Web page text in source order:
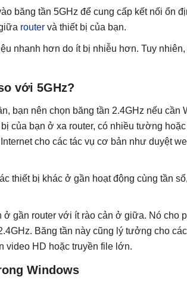
băng tần 5GHz để cung cấp kết nối ổn
router và thiết bị của bạn.
nhanh hơn do ít bị nhiễu hơn. Tuy
với 5GHz?
bạn nên chọn băng tần 2.4GHz nếu cần
của bạn ở xa router, có nhiều tường
cho các tác vụ cơ bản như duyệt
thiết bị khác ở gần hoạt động cùng tần
gần router với ít rào cản ở giữa. Nó cho
Băng tần này cũng lý tưởng cho
video HD hoặc truyền file lớn.
Windows